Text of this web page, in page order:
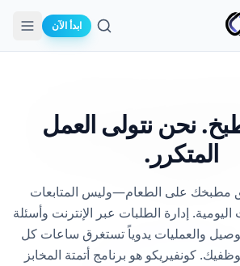
ابدأ الآن
نحن نتولى العمل
المتكرر.
مطبخك على الطعام—وليس المتابعات
إدارة الطلبات عبر الإنترنت وأسئلة
والعمليات يدوياً تستغرق ساعات كل
كونفيريكو هو برنامج أتمتة المخابز